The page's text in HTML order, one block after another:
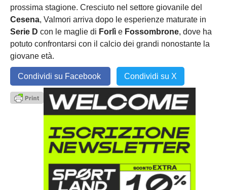
prossima stagione. Cresciuto nel settore giovanile del
Cesena, Valmori arriva dopo le esperienze maturate in
Serie D con le maglie di Forlì e Fossombrone, dove ha
potuto confrontarsi con il calcio dei grandi nonostante la
giovane età.
Condividi su Facebook Condividi su X